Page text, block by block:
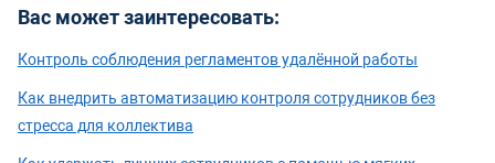
Вас может заинтересовать:
Контроль соблюдения регламентов удалённой работы
Как внедрить автоматизацию контроля сотрудников без
стресса для коллектива